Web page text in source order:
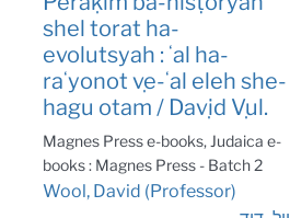
shel torat ha-
evolutsyah : ʻal ha-
raʻyonot ṿe-ʻal eleh she-
hagu otam / Daṿid Ṿul.
Magnes Press e-books, Judaica e-
books : Magnes Press - Batch 2
Wool, David (Professor)